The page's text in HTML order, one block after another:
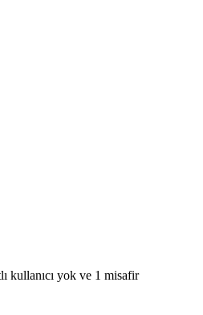
kullanıcı yok ve 1 misafir